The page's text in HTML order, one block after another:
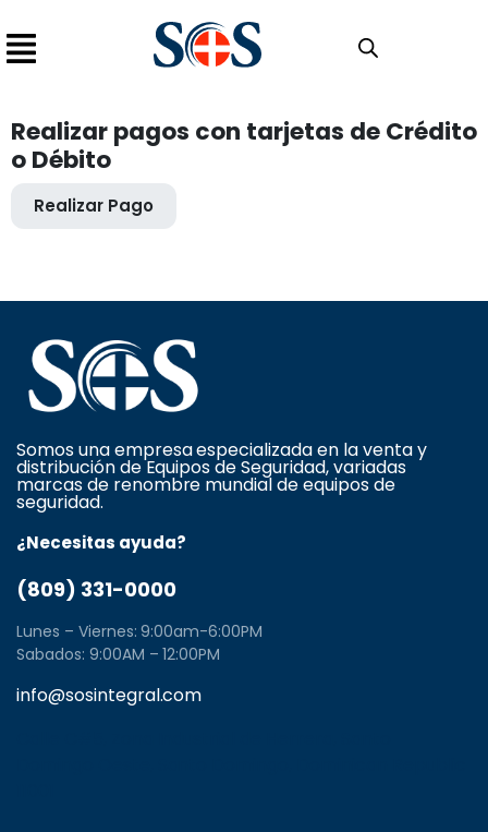
Realizar pagos con tarjetas de Crédito
o Débito
Realizar Pago
Somos una empresa especializada en la venta y
distribución de Equipos de Seguridad, variadas
marcas de renombre mundial de equipos de
seguridad.
¿Necesitas ayuda?
(809) 331-0000
Lunes – Viernes: 9:00am-6:00PM
Sabados: 9:00AM – 12:00PM
info@sosintegral.com